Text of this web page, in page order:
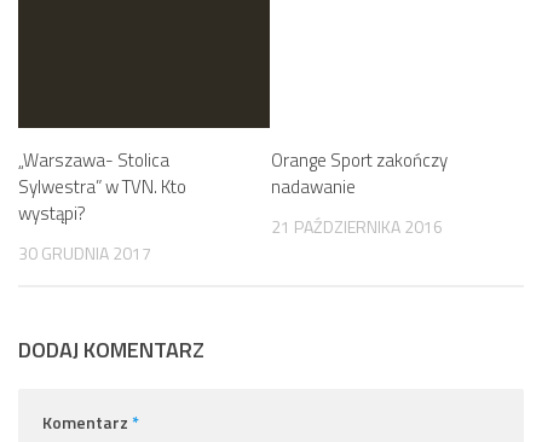
„Warszawa- Stolica
Sylwestra” w TVN. Kto
wystąpi?
30 GRUDNIA 2017
Orange Sport zakończy
nadawanie
21 PAŹDZIERNIKA 2016
DODAJ KOMENTARZ
Komentarz*